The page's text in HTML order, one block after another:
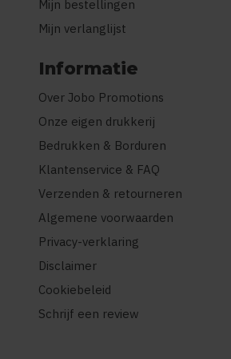
Mijn bestellingen
Mijn verlanglijst
Informatie
Over Jobo Promotions
Onze eigen drukkerij
Bedrukken & Borduren
Klantenservice & FAQ
Verzenden & retourneren
Algemene voorwaarden
Privacy-verklaring
Disclaimer
Cookiebeleid
Schrijf een review